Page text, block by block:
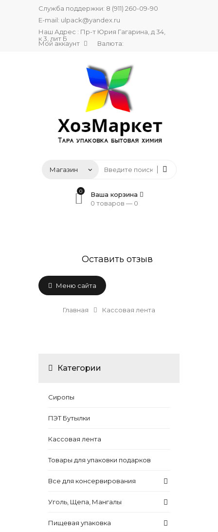
Служба поддержки: 8 (911) 260-09-90
E-mail: ulpack@yandex.ru
Наш Адрес : Пр-т Юрия Гагарина, д 34,
к 3, лит Б
Мой аккаунт Валюта:
0
Ваша корзина
0 товаров — 0
Оставить отзыв
Меню сайта
Главная Кассовая лента
Категории
Сиропы
ПЭТ Бутылки
Кассовая лента
Товары для упаковки подарков
Все для консервирования
Уголь, Щепа, Мангалы
Пищевая упаковка